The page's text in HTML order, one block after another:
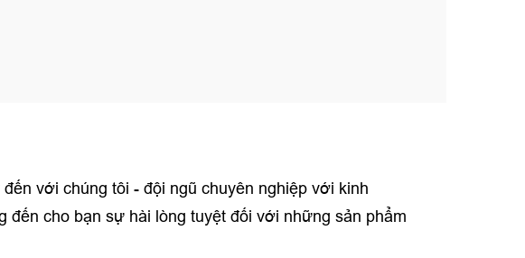
với chúng tôi - đội ngũ chuyên nghiệp với kinh
cho bạn sự hài lòng tuyệt đối với những sản phẩm